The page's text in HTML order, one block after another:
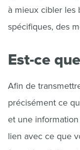
à mieux cibler les
spécifiques, des
Est-ce
Afin de
précisément ce
et une
lien avec ce que